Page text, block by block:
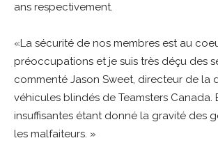
ans respectivement.
«La sécurité de nos membres est au
préoccupations et je suis très déçu des
commenté Jason Sweet, directeur de la
véhicules blindés de Teamsters Canada.
insuffisantes étant donné la gravité des
les malfaiteurs. »